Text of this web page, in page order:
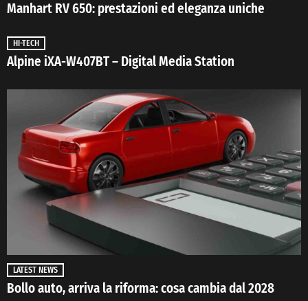
Manhart RV 650: prestazioni ed eleganza uniche
HI-TECH
Alpine iXA-W407BT – Digital Media Station
LATEST NEWS
Bollo auto, arriva la riforma: cosa cambia dal 2028